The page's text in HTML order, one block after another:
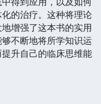
的治疗。这种将理论
增强了这本书的实用
不断地将所学知识运
升自己的临床思维能